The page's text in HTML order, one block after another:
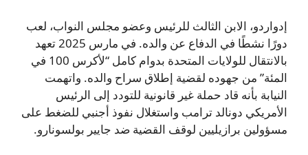
إدواردو، الابن الثالث للرئيس وعضو مجلس النواب، لعب
دورًا نشطًا في الدفاع عن والده. في مارس 2025 تعهد
بالانتقال للولايات المتحدة بدوام كامل “لأكرس 100 في
المئة” من جهوده لقضية إطلاق سراح والده. واتهمت
النيابة بأنه قاد حملة غير قانونية للتودد إلى الرئيس
الأمريكي دونالد ترامب واستغلال نفوذ أجنبي للضغط على
مسؤولين برازيليين لوقف القضية ضد جايير بولسونارو.